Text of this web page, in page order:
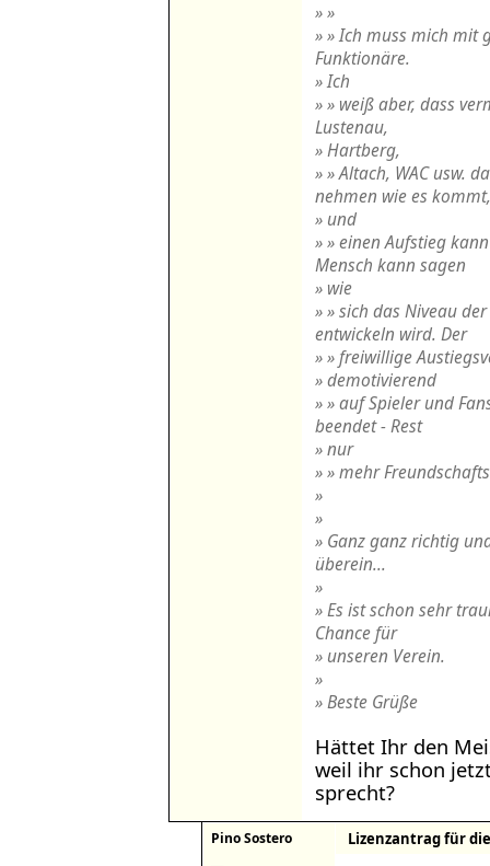
» »
» » Ich muss mich mit
Funktionäre.
» Ich
» » weiß aber, dass
Lustenau,
» Hartberg,
» » Altach, WAC usw.
nehmen wie es kommt,
» und
» » einen Aufstieg
Mensch kann sagen
» wie
» » sich das Niveau
entwickeln wird. Der
» » freiwillige
» demotivierend
» » auf Spieler und
beendet - Rest
» nur
» » mehr
»
»
» Ganz ganz richtig
überein...
»
» Es ist schon sehr
Chance für
» unseren Verein.
»
» Beste Grüße
Hättet Ihr den
weil ihr schon
sprecht?
Pino Sostero Lizenzantrag für